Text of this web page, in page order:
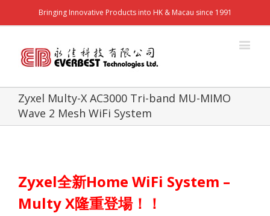
Bringing Innovative Products into HK & Macau since 1991
Zyxel Multy-X AC3000 Tri-band MU-MIMO
Wave 2 Mesh WiFi System
Zyxel全新Home WiFi System –
Multy X隆重登場！！